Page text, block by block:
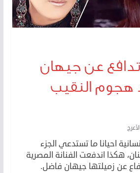
تدافع عن جيهان
هجوم النقيب
احيانا ما تستدعي الجزء
هكذا اندفعت الفنانة المصرية
عن زميلتها جيهان فاضل.